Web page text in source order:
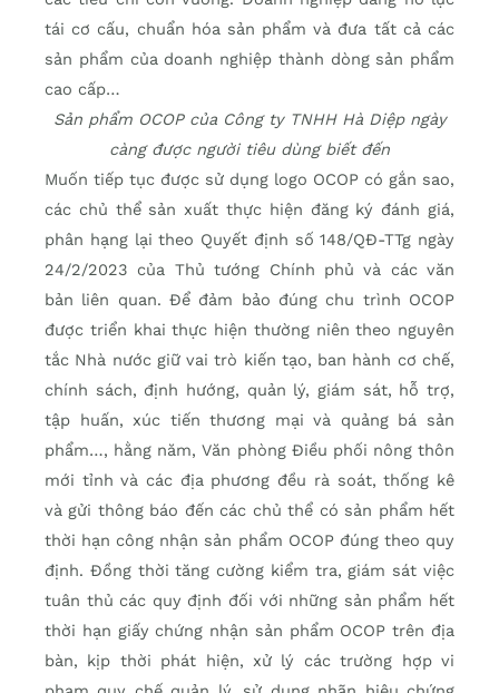
tái cơ cấu, chuẩn hóa sản phẩm và đưa tất cả các
sản phẩm của doanh nghiệp thành dòng sản phẩm
cao cấp…
Sản phẩm OCOP của Công ty TNHH Hà Diệp ngày
càng được người tiêu dùng biết đến
Muốn tiếp tục được sử dụng logo OCOP có gắn sao,
các chủ thể sản xuất thực hiện đăng ký đánh giá,
phân hạng lại theo Quyết định số 148/QĐ-TTg ngày
24/2/2023 của Thủ tướng Chính phủ và các văn
bản liên quan. Để đảm bảo đúng chu trình OCOP
được triển khai thực hiện thường niên theo nguyên
tắc Nhà nước giữ vai trò kiến tạo, ban hành cơ chế,
chính sách, định hướng, quản lý, giám sát, hỗ trợ,
tập huấn, xúc tiến thương mại và quảng bá sản
phẩm…, hằng năm, Văn phòng Điều phối nông thôn
mới tỉnh và các địa phương đều rà soát, thống kê
và gửi thông báo đến các chủ thể có sản phẩm hết
thời hạn công nhận sản phẩm OCOP đúng theo quy
định. Đồng thời tăng cường kiểm tra, giám sát việc
tuân thủ các quy định đối với những sản phẩm hết
thời hạn giấy chứng nhận sản phẩm OCOP trên địa
bàn, kịp thời phát hiện, xử lý các trường hợp vi